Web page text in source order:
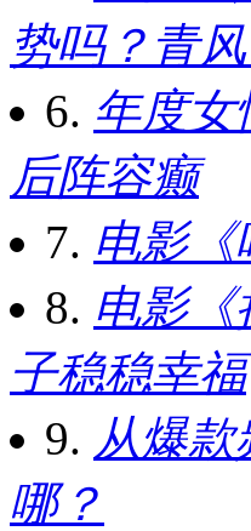
势吗？青
6. 年度女
后阵容癫
7. 电影《
8. 电影《
子稳稳幸福
9. 从爆
哪？